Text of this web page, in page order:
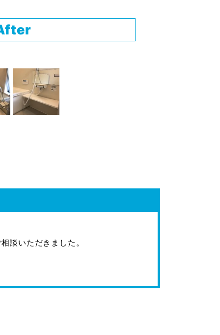
談いただきました。